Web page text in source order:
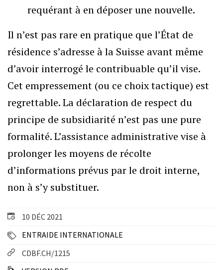
10 DÉC 2021
ENTRAIDE INTERNATIONALE
CDBF.CH/1215
requérant à en déposer une nouvelle.
Il n’est pas rare en pratique que l’État de
résidence s’adresse à la Suisse avant même
d’avoir interrogé le contribuable qu’il vise.
Cet empressement (ou ce choix tactique) est
regrettable. La déclaration de respect du
principe de subsidiarité n’est pas une pure
formalité. L’assistance administrative vise à
prolonger les moyens de récolte
d’informations prévus par le droit interne,
non à s’y substituer.